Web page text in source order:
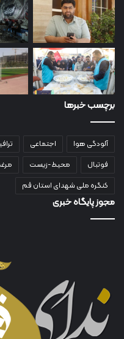
برچسب خبرها
آلودگی هوا اجتماعی
فوتبال
محیط-زیست
کنگره ملی شهدای استان قم
مجوز پایگاه خبری